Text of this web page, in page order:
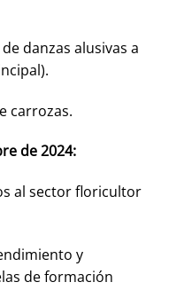
danzas alusivas a
carrozas.
de 2024:
al sector floricultor
y
de formación